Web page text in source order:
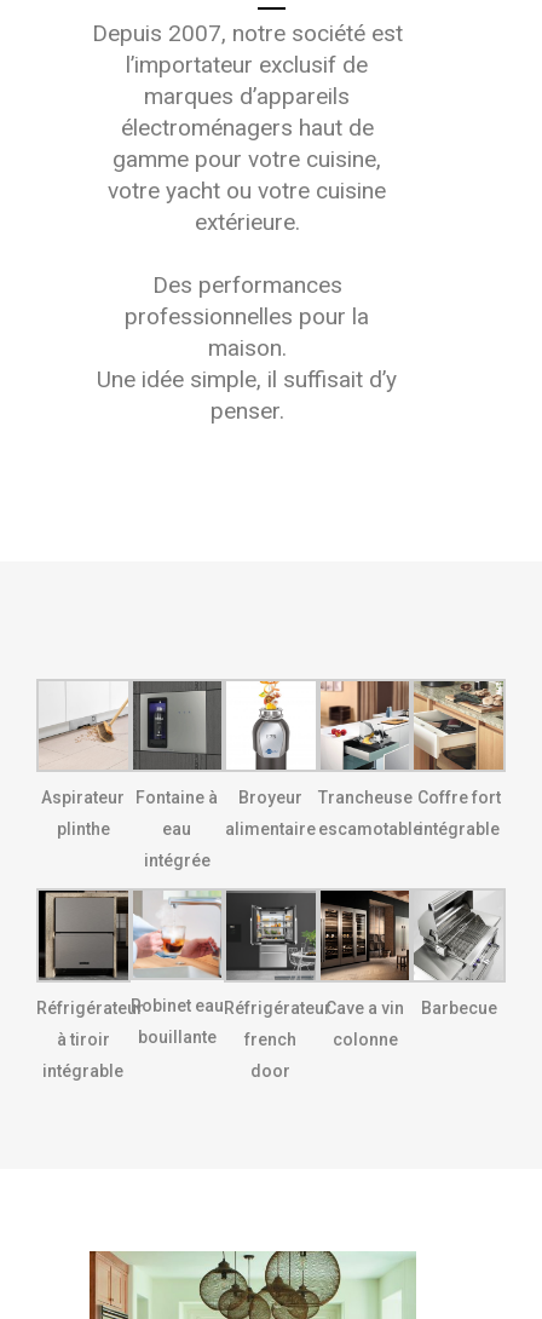
Depuis 2007, notre société est
l’importateur exclusif de
marques d’appareils
électroménagers haut de
gamme pour votre cuisine,
votre yacht ou votre cuisine
extérieure.
Des performances
professionnelles pour la
maison.
Une idée simple, il suffisait d’y
penser.
Aspirateur
plinthe
Fontaine à
eau
intégrée
Broyeur
alimentaire
Trancheuse
escamotable
Coffre fort
intégrable
Réfrigérateur
à tiroir
intégrable
Robinet eau
bouillante
Réfrigérateur
french
door
Cave a vin
colonne
Barbecue